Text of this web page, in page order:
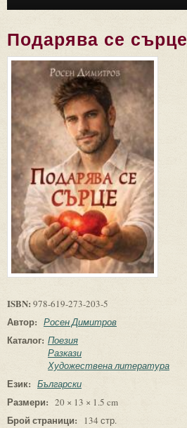
Подарява се сърце
ISBN: 978-619-273-203-5
Автор: Росен Димитров
Каталог: Поезия
Разкази
Художествена литература
Език: Български
Размери: 20 × 13 × 1.5 cm
Брой страници: 134 стр.